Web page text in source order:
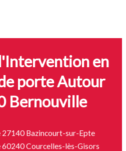
en
porte Autour
Bernouville
Bazincourt-sur-Epte
Courcelles-lès-Gisors